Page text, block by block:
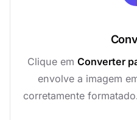
Clique em Converter
envolve a imagem
corretamente